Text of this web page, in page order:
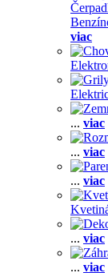
viac
... viac
... viac
... viac
... viac
... viac